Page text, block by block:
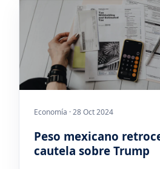
Economía · 28 Oct 2024
Peso mexicano
cautela sobre Trump